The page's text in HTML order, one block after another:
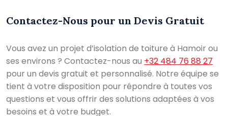
Contactez-Nous pour un Devis Gratuit
Vous avez un projet d’isolation de toiture à Hamoir ou
ses environs ? Contactez-nous au +32 484 76 88 27
pour un devis gratuit et personnalisé. Notre équipe se
tient à votre disposition pour répondre à toutes vos
questions et vous offrir des solutions adaptées à vos
besoins et à votre budget.